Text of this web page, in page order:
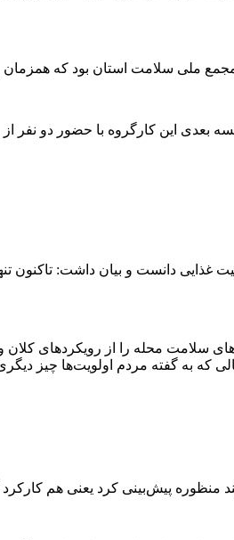
مجمع ملی سلامت استان بود که
غذایی دانست و بیان داشت: تاکنون
سلامت محله را از رویکردهای
به گفته مردم اولویت‌ها چیز
منظوره پیش‌بینی کرد یعنی هم